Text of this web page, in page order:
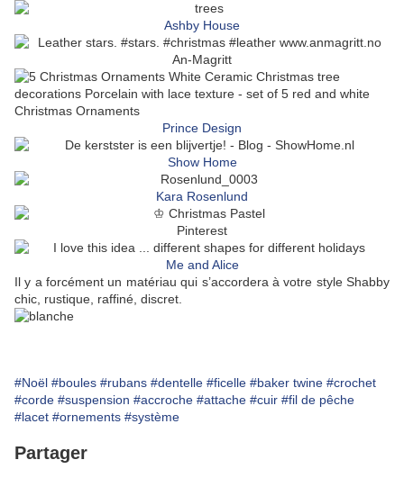
Ashby House
An-Magritt
Prince Design
Show Home
Kara Rosenlund
Pinterest
Me and Alice
Il y a forcément un matériau qui s’accordera à votre style Shabby
chic, rustique, raffiné, discret.
#Noël #boules #rubans #dentelle #ficelle #baker twine #crochet
#corde #suspension #accroche #attache #cuir #fil de pêche
#lacet #ornements #système
Partager